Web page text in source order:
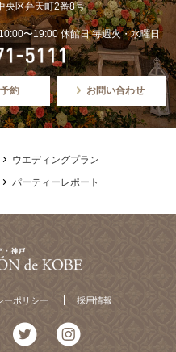
区弁天町2番8号
〜19:00 休館日 毎週火・水曜日
約 お問い合わせ
ウエディングプラン
パーティーレポート
ーポリシー 採用情報